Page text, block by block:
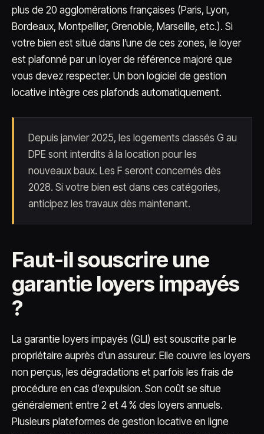
plus de 20 agglomérations françaises (Paris, Lyon,
Bordeaux, Montpellier, Grenoble, Marseille, etc.). Si
votre bien est situé dans l’une de ces zones, le loyer
est plafonné par un loyer de référence majoré que
vous devez respecter. Un bon logiciel de gestion
locative intègre ces plafonds automatiquement.
Depuis janvier 2025, les logements classés G au
DPE sont interdits à la location pour les
nouveaux baux. Les F seront concernés dès
2028. Si votre bien est dans ces catégories,
anticipez les travaux dès maintenant.
Faut-il souscrire une
garantie loyers impayés
?
La garantie loyers impayés (GLI) est souscrite par le
propriétaire auprès d’un assureur. Elle couvre les loyers
non perçus, les dégradations et parfois les frais de
procédure en cas d’expulsion. Son coût se situe
généralement entre 2 et 4 % des loyers annuels.
Plusieurs plateformes de gestion locative en ligne